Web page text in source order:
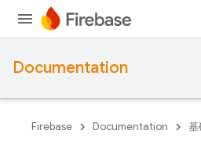
Documentation
Firebase Documentation 基